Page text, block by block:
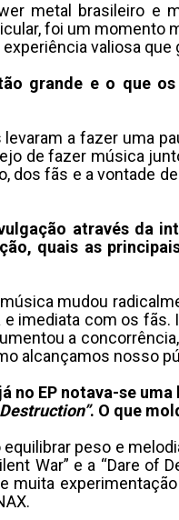
metal brasileiro e
foi um momento
valiosa
grande e o que
a fazer uma
de fazer música
dos fãs e a vontade
através da
quais as
mudou
imediata com os fãs.
a
alcançamos nosso
EP notava-se uma
. O que
peso e
War” e a “Dare of